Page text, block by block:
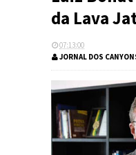
da Lava
07:13:00
JORNAL DOS